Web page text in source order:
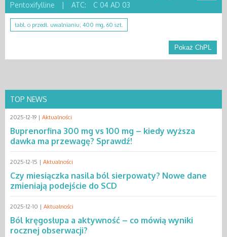
Pentoxifylline
| ATC: C 04 AD 03
tabl. o przedł. uwalnianiu; 400 mg, 60 szt.
Pokaż ChPL
TOP NEWS
2025-12-19 | Aktualności
Buprenorfina 300 mg vs 100 mg – kiedy wyższa
dawka ma przewagę? Sprawdź!
2025-12-15 | Aktualności
Czy miesiączka nasila ból sierpowaty? Nowe dane
zmieniają podejście do SCD
2025-12-10 | Aktualności
Ból kręgosłupa a aktywność – co mówią wyniki
rocznej obserwacji?